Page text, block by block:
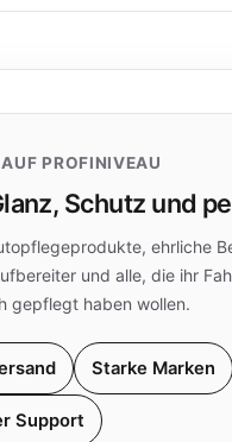
PROFINIVEAU
Schutz und
ehrliche
und alle, die ihr
gepflegt haben wollen.
Starke Marken
Support